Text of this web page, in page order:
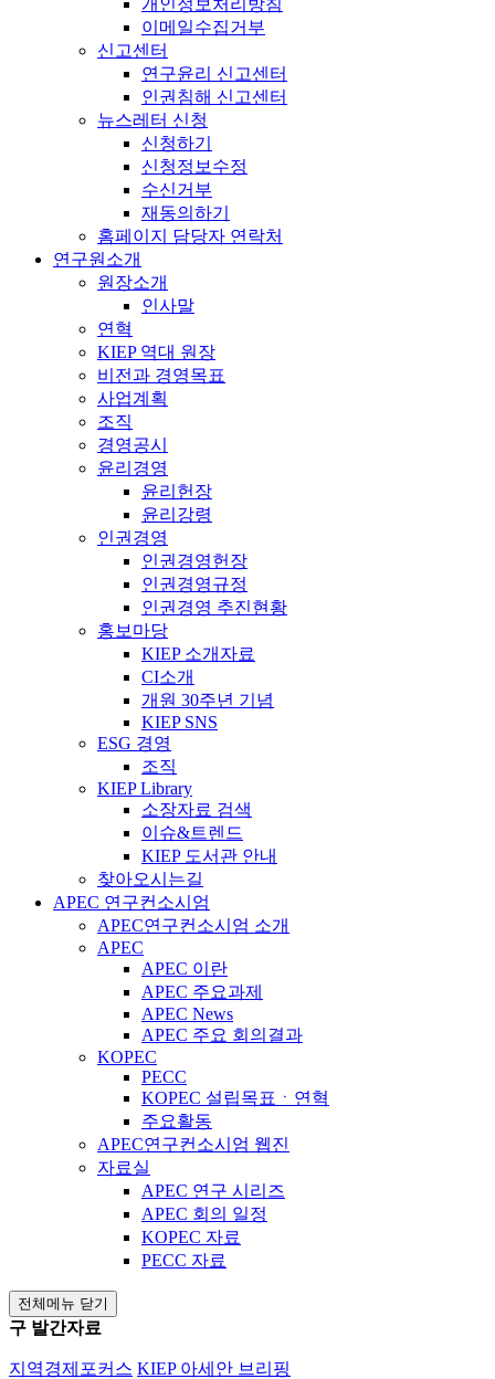
이메일수집거부
신고센터
연구윤리 신고센터
인권침해 신고센터
뉴스레터 신청
신청하기
신청정보수정
수신거부
재동의하기
홈페이지 담당자 연락처
연구원소개
원장소개
인사말
연혁
KIEP 역대 원장
비전과 경영목표
사업계획
조직
경영공시
윤리경영
윤리헌장
윤리강령
인권경영
인권경영헌장
인권경영규정
인권경영 추진현황
홍보마당
KIEP 소개자료
CI소개
개원 30주년 기념
KIEP SNS
ESG 경영
조직
KIEP Library
소장자료 검색
이슈&트렌드
KIEP 도서관 안내
찾아오시는길
APEC 연구컨소시엄
APEC연구컨소시엄 소개
APEC
APEC 이란
APEC 주요과제
APEC News
APEC 주요 회의결과
KOPEC
PECC
KOPEC 설립목표ㆍ연혁
주요활동
APEC연구컨소시엄 웹진
자료실
APEC 연구 시리즈
APEC 회의 일정
KOPEC 자료
PECC 자료
전체메뉴 닫기
구 발간자료
지역경제포커스 KIEP 아세안 브리핑